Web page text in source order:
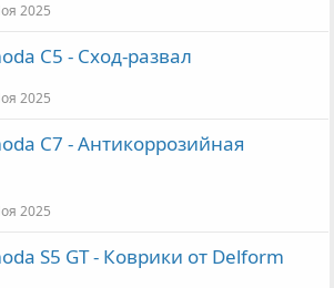
2025
C5 - Сход-развал
2025
C7 - Антикоррозийная
2025
S5 GT - Коврики от Delform